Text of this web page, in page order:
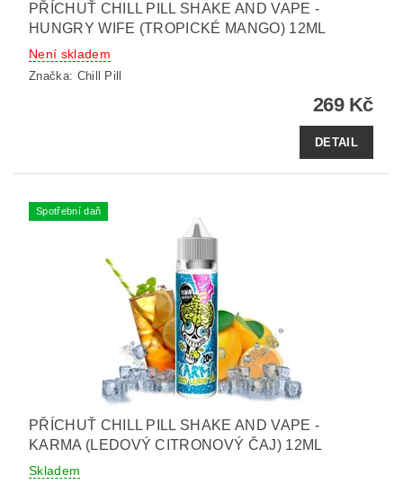
PŘÍCHUŤ CHILL PILL SHAKE AND VAPE -
HUNGRY WIFE (TROPICKÉ MANGO) 12ML
Není skladem
Značka: Chill Pill
269 Kč
DETAIL
Spotřební daň
PŘÍCHUŤ CHILL PILL SHAKE AND VAPE -
KARMA (LEDOVÝ CITRONOVÝ ČAJ) 12ML
Skladem